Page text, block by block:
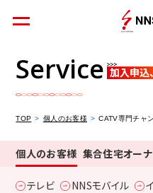
法人のお客様
Service 加入申込
TOP 個人のお客様 CATV専門チャ
個人のお客様 集合住宅オー
テレビ NNSモバイル